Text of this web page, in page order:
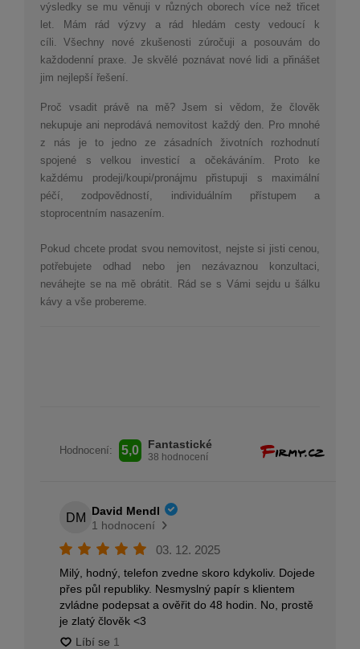
výsledky se mu věnuji v různých oborech více než třicet
let. Mám rád výzvy a rád hledám cesty vedoucí k
cíli. Všechny nové zkušenosti zúročuji a posouvám do
každodenní praxe. Je skvělé poznávat nové lidi a přinášet
jim nejlepší řešení.
Proč vsadit právě na mě? Jsem si vědom, že člověk
nekupuje ani neprodává nemovitost každý den. Pro mnohé
z nás je to jedno ze zásadních životních rozhodnutí
spojené s velkou investicí a očekáváním. Proto ke
každému prodeji/koupi/pronájmu přistupuji s maximální
péčí, zodpovědností, individuálním přístupem a
stoprocentním nasazením.
Pokud chcete prodat svou nemovitost, nejste si jisti cenou,
potřebujete odhad nebo jen nezávaznou konzultaci,
neváhejte se na mě obrátit. Rád se s Vámi sejdu u šálku
kávy a vše probereme.